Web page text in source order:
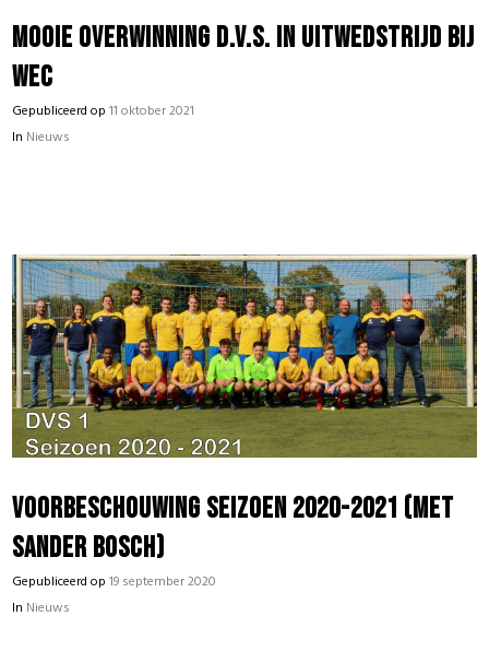
Mooie overwinning D.V.S. in uitwedstrijd bij
WEC
Gepubliceerd op11 oktober 2021
In Nieuws
Voorbeschouwing seizoen 2020-2021 (met
Sander Bosch)
Gepubliceerd op19 september 2020
In Nieuws